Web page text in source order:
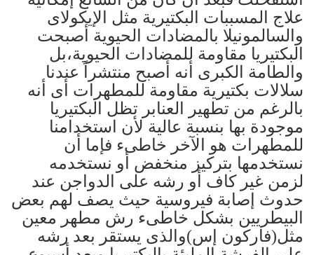
علاج المسببات البكتيرية مثل الإيكولاى
والسالمونيلا بالمضادات الحيوية أصبحت
البكتيريا مقاومة للمضادات الحيوية،بل
والطامة الكبرى أنه أصبح منتشراً عندنا
سلالات بكتيرية مقاومة للمطهرات أى أنه
بالرغم من تطهير العنابر تظل البكتيريا
موجودة بها بنسبة عالية لأن استخدامنا
للمطهرات هو الآخر خاطىء فإما أن
نستخدمها بتركيز منخفض أو نستخدمه
لزمن غير كاف أو رشه على الدواجن عند
حدوث إصابة فيروسية حيث يصف لهم بعض
البيطريين بشكل خاطىء رش مطهر معين
مثل(فاركون إس)والذى يستقر بعد رشه